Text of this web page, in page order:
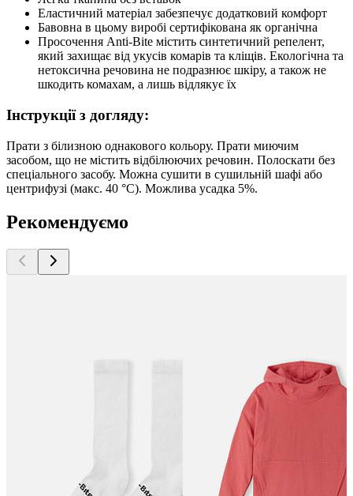
Еластичний матеріал забезпечує додатковий комфорт
Бавовна в цьому виробі сертифікована як органічна
Просочення Anti-Bite містить синтетичний репелент,
який захищає від укусів комарів та кліщів. Екологічна та
нетоксична речовина не подразнює шкіру, а також не
шкодить комахам, а лишь відлякує їх
Інструкції з догляду:
Прати з білизною однакового кольору. Прати миючим
засобом, що не містить відбілюючих речовин. Полоскати без
спеціального засобу. Можна сушити в сушильній шафі або
центрифузі (макс. 40 °C). Можлива усадка 5%.
Рекомендуємо